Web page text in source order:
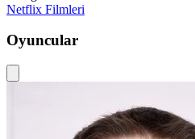
Netflix Filmleri
Oyuncular